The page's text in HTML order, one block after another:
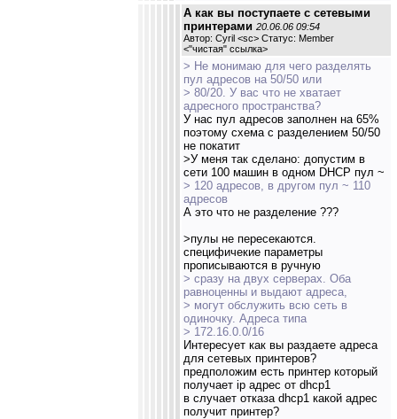
А как вы поступаете с сетевыми
принтерами 20.06.06 09:54
Автор: Cyril <sc> Статус: Member
<"чистая" ссылка>
> Не монимаю для чего разделять
пул адресов на 50/50 или
> 80/20. У вас что не хватает
адресного пространства?
У нас пул адресов заполнен на 65%
поэтому схема с разделением 50/50
не покатит
>У меня так сделано: допустим в
сети 100 машин в одном DHCP пул ~
> 120 адресов, в другом пул ~ 110
адресов
А это что не разделение ???
>пулы не пересекаются.
специфичекие параметры
прописываются в ручную
> сразу на двух серверах. Оба
равноценны и выдают адреса,
> могут обслужить всю сеть в
одиночку. Адреса типа
> 172.16.0.0/16
Интересует как вы раздаете адреса
для сетевых принтеров?
предположим есть принтер который
получает ip адрес от dhcp1
в случает отказа dhcp1 какой адрес
получит принтер?